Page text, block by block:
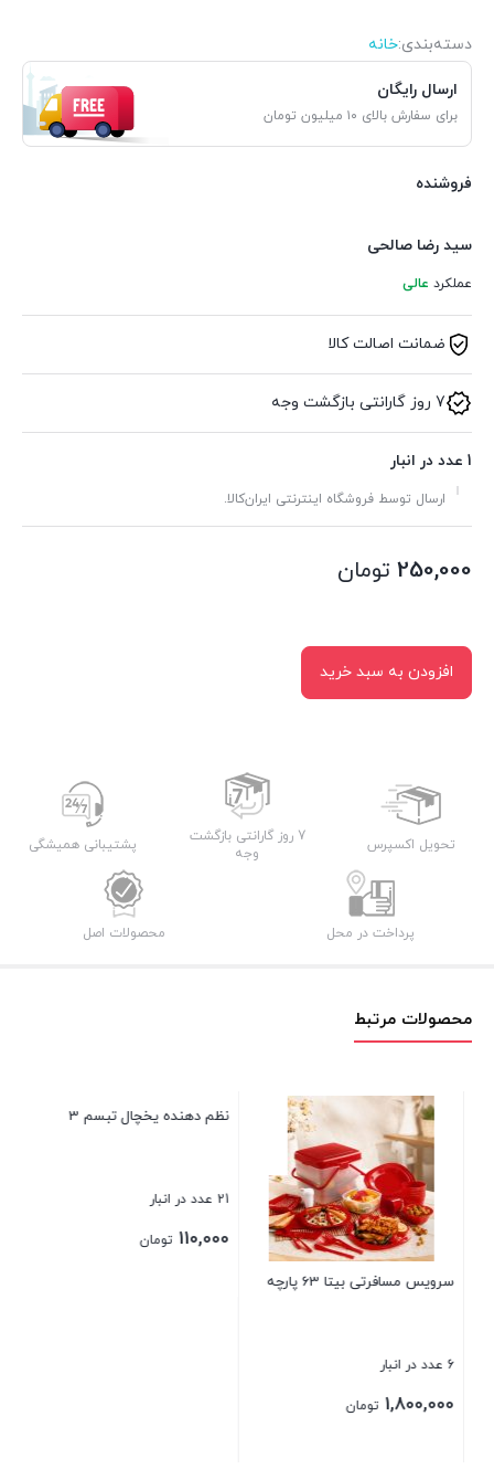
دسته‌بندی‌:خانه
ارسال رایگان
برای سفارش بالای ۱۰ میلیون تومان
فروشنده
سید رضا صالحی
عملکرد عالی
ضمانت اصالت کالا
7 روز گارانتی بازگشت وجه
1 عدد در انبار
ارسال توسط فروشگاه اینترنتی ایران‌کالا.
250,000 تومان
افزودن به سبد خرید
تحویل اکسپرس
7 روز گارانتی بازگشت
وجه
پشتیبانی همیشگی
پرداخت در محل محصولات اصل
محصولات مرتبط
نظم دهنده یخچال تبسم 3
21 عدد در انبار
110,000 تومان